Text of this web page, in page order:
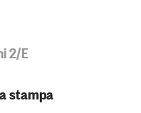
2/E
stampa